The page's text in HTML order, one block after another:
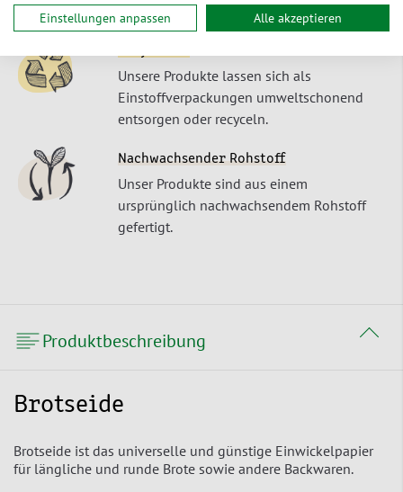
Wunschtermin.
Unsere Produkte lassen sich als
Einstoffverpackungen umweltschonend
entsorgen oder recyceln.
Nachwachsender Rohstoff
Unser Produkte sind aus einem
ursprünglich nachwachsendem Rohstoff
gefertigt.
Produktbeschreibung
Brotseide
Brotseide ist das universelle und günstige Einwickelpapier
für längliche und runde Brote sowie andere Backwaren.
Einstellungen anpassen Alle akzeptieren